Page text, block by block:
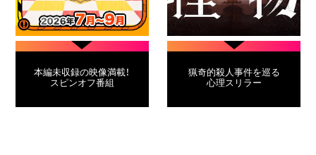
本編未収録の映像満載！
スピンオフ番組
猟奇的殺人事件を巡る
心理スリラー